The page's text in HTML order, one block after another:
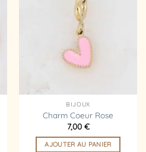
BIJOUX
Charm Coeur Rose
7,00 €
AJOUTER AU PANIER